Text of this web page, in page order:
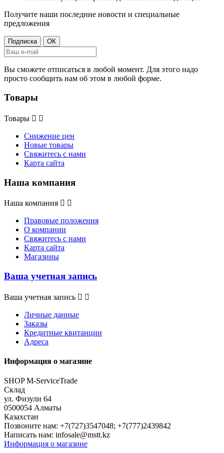
Получите наши последние новости и специальные
предложения
Вы сможете отписаться в любой момент. Для этого надо
просто сообщить нам об этом в любой форме.
Товары
Товары  
Снижение цен
Новые товары
Свяжитесь с нами
Карта сайта
Наша компания
Наша компания  
Правовые положения
О компании
Свяжитесь с нами
Карта сайта
Магазины
Ваша учетная запись
Ваша учетная запись  
Личные данные
Заказы
Кредитные квитанции
Адреса
Информация о магазине
SHOP M-ServiceTrade
Склад
ул. Физули 64
0500054 Алматы
Казахстан
Позвоните нам: +7(727)3547048; +7(777)2439842
Написать нам: infosale@mstt.kz
Информация о магазине